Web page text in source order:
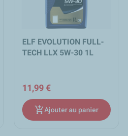
ELF EVOLUTION FULL-
TECH LLX 5W-30 1L
11,99 €
add_shopping_cartAjouter au panier